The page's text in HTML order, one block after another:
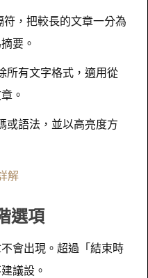
，把較長的文章一分為
要。
所有文字格式，適用從
。
或語法，並以高亮度方
解
選項
會出現。超過「結束時
議設。